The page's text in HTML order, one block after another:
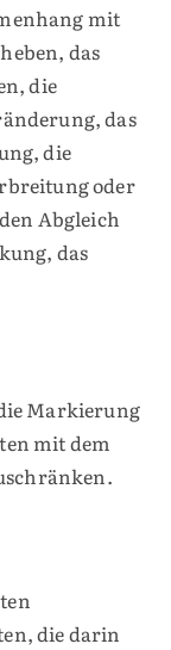
mit
das
die
das
die
oder
Abgleich
das
Markierung
mit dem
die darin